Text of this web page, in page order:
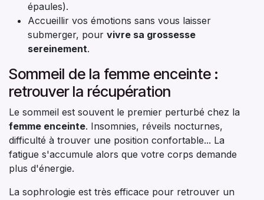
épaules).
Accueillir vos émotions sans vous laisser
submerger, pour vivre sa grossesse
sereinement.
Sommeil de la femme enceinte :
retrouver la récupération
Le sommeil est souvent le premier perturbé chez la
femme enceinte. Insomnies, réveils nocturnes,
difficulté à trouver une position confortable... La
fatigue s'accumule alors que votre corps demande
plus d'énergie.
La sophrologie est très efficace pour retrouver un